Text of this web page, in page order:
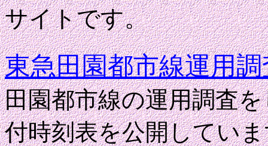
サイトです。
東急田園都市線運用調
田園都市線の運用調査
付時刻表を公開してい